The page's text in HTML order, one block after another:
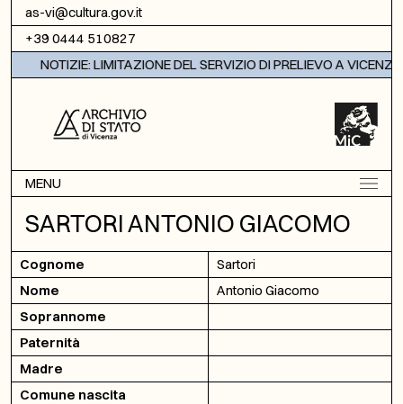
Vai al contenuto
as-vi@cultura.gov.it
+39 0444 510827
NOTIZIE: LIMITAZIONE DEL SERVIZIO DI PRELIEVO A VICENZA
MENU
SARTORI ANTONIO GIACOMO
Cognome
Sartori
Nome
Antonio Giacomo
Soprannome
Paternità
Madre
Comune nascita